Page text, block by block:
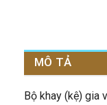
MÔ TẢ
Bộ khay (kệ) gia